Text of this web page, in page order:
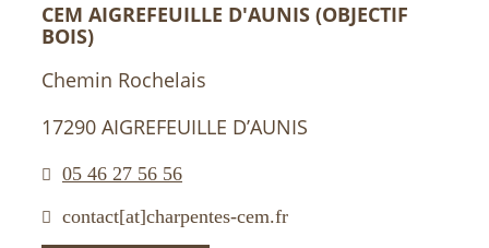
CEM AIGREFEUILLE D'AUNIS (OBJECTIF
BOIS)
Chemin Rochelais
17290 AIGREFEUILLE D’AUNIS
05 46 27 56 56
contact[at]charpentes-cem.fr